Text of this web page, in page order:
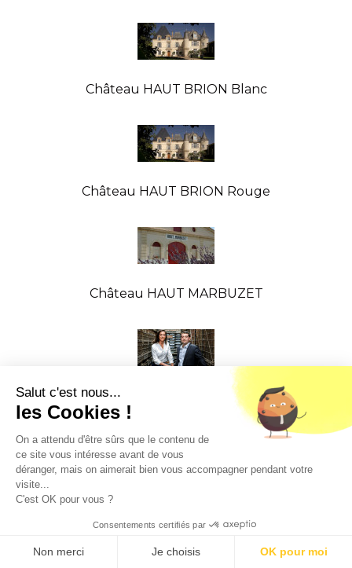
Château HAUT BRION Blanc
Château HAUT BRION Rouge
Château HAUT MARBUZET
Salut c'est nous...
les Cookies !
On a attendu d'être sûrs que le contenu de
ce site vous intéresse avant de vous
déranger, mais on aimerait bien vous accompagner pendant votre
visite...
C'est OK pour vous ?
Consentements certifiés par
Non merci Je choisis OK pour moi
★★★★★